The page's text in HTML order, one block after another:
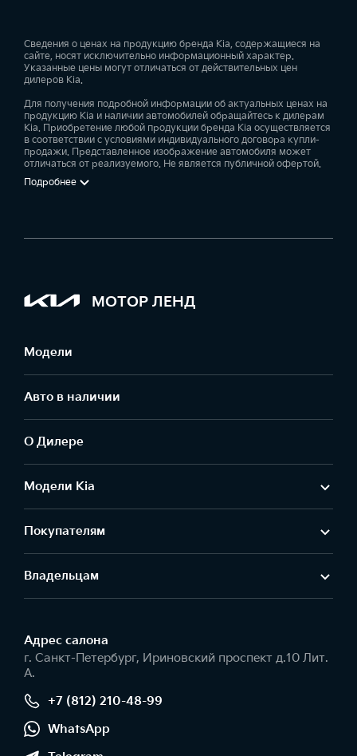
Сведения о ценах на продукцию бренда Kia, содержащиеся на
сайте, носят исключительно информационный характер.
Указанные цены могут отличаться от действительных цен
дилеров Kia.
Для получения подробной информации об актуальных ценах на
продукцию Kia и наличии автомобилей обращайтесь к дилерам
Kia. Приобретение любой продукции бренда Kia осуществляется
в соответствии с условиями индивидуального договора купли-
продажи. Представленное изображение автомобиля может
отличаться от реализуемого. Не является публичной офертой.
Подробнее
МОТОР ЛЕНД
Модели
Авто в наличии
О Дилере
Модели Kia
Покупателям
Владельцам
Адрес салонa
г. Санкт-Петербург, Ириновский проспект д.10 Лит.
А.
+7 (812) 210-48-99
WhatsApp